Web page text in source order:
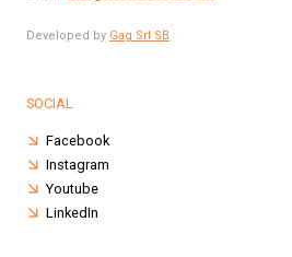
Developed by Gag Srl SB
SOCIAL
Facebook
Instagram
Youtube
LinkedIn